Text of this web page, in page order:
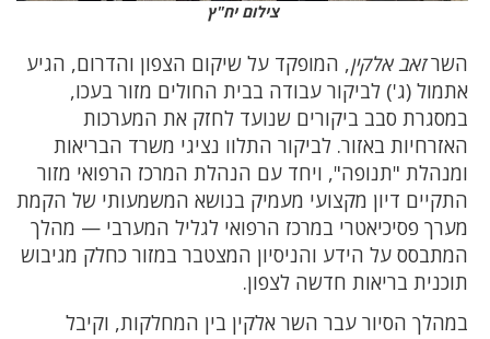
צילום יח"ץ
השרזאב אלקין, המופקד על שיקום הצפון והדרום, הגיע
אתמול (ג') לביקור עבודה בבית החולים מזור בעכו,
במסגרת סבב ביקורים שנועד לחזק את המערכות
האזרחיות באזור. לביקור התלוו נציגי משרד הבריאות
ומנהלת "תנופה", ויחד עם הנהלת המרכז הרפואי מזור
התקיים דיון מקצועי מעמיק בנושא המשמעותי של הקמת
מערך פסיכיאטרי במרכז הרפואי לגליל המערבי — מהלך
המתבסס על הידע והניסיון המצטבר במזור כחלק מגיבוש
תוכנית בריאות חדשה לצפון.
במהלך הסיור עבר השר אלקין בין המחלקות, וקיבל